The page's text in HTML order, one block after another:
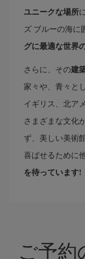
ユニークな場所
ズ ブルーの海に
グに最適な世界
さらに、その建
家々や、青々と
イギリス、北ア
さまざまな文化
ず、美しい美術
喜ばせるために
を待っています!
ご予約